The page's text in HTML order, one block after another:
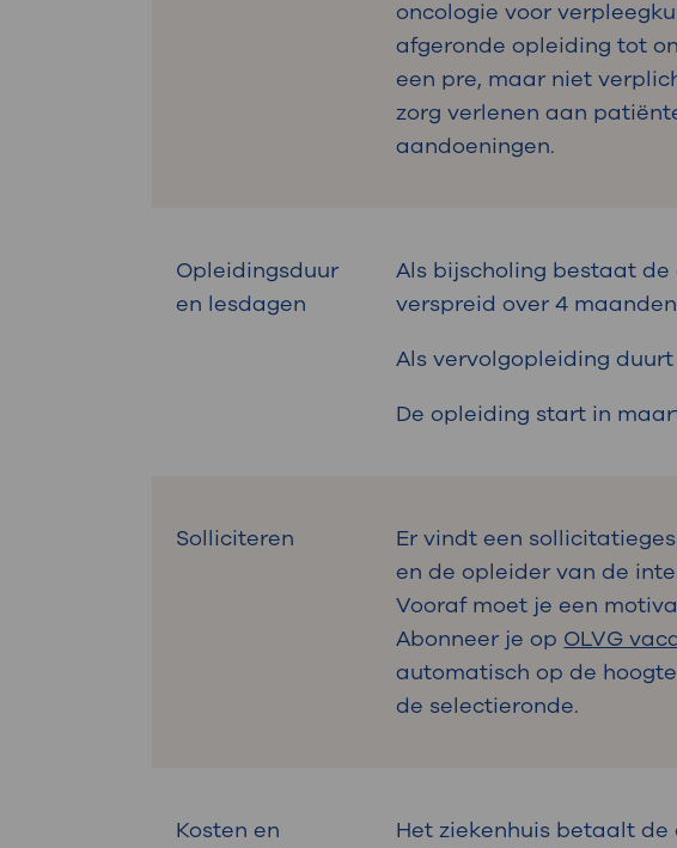
oncologie voor
afgeronde opleiding tot
een pre, maar niet
zorg verlenen aan
aandoeningen.
Opleidingsduur
en lesdagen
Als bijscholing bestaat de
verspreid over 4
Als vervolgopleiding
De opleiding start in
Solliciteren
Er vindt een
en de opleider van de
Vooraf moet je een
Abonneer je op OLVG
automatisch op de
de selectieronde.
Kosten en
Het ziekenhuis betaalt